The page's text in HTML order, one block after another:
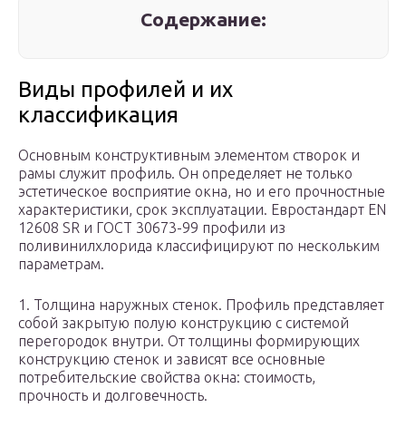
Содержание:
Виды профилей и их
классификация
Основным конструктивным элементом створок и
рамы служит профиль. Он определяет не только
эстетическое восприятие окна, но и его прочностные
характеристики, срок эксплуатации. Евростандарт EN
12608 SR и ГОСТ 30673-99 профили из
поливинилхлорида классифицируют по нескольким
параметрам.
1. Толщина наружных стенок. Профиль представляет
собой закрытую полую конструкцию с системой
перегородок внутри. От толщины формирующих
конструкцию стенок и зависят все основные
потребительские свойства окна: стоимость,
прочность и долговечность.